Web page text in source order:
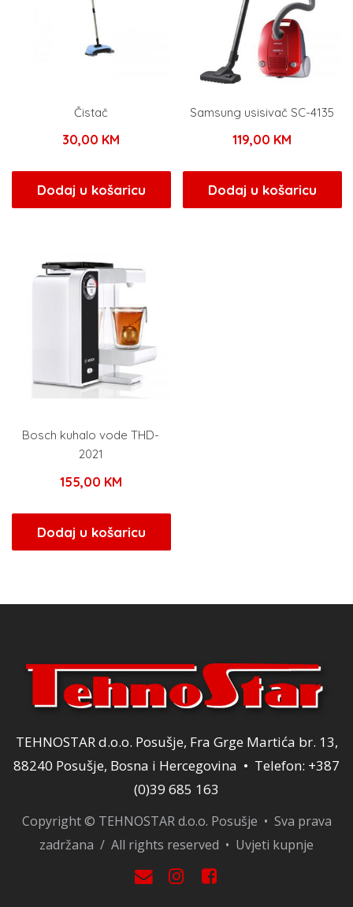
Čistač
30,00 KM
Dodaj u košaricu
Samsung usisivač SC-4135
119,00 KM
Dodaj u košaricu
Bosch kuhalo vode THD-
2021
155,00 KM
Dodaj u košaricu
TEHNOSTAR d.o.o. Posušje, Fra Grge Martića br. 13,
88240 Posušje, Bosna i Hercegovina • Telefon: +387
(0)39 685 163
Copyright © TEHNOSTAR d.o.o. Posušje • Sva prava
zadržana / All rights reserved • Uvjeti kupnje